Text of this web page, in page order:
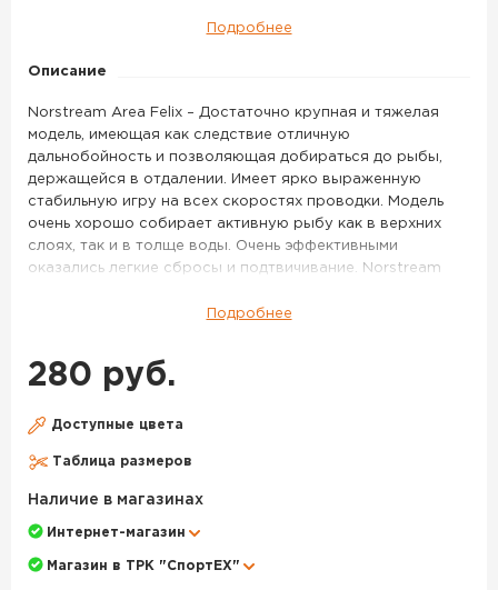
цв.
34
Подробнее
Описание
Norstream Area Felix – Достаточно крупная и тяжелая
модель, имеющая как следствие отличную
дальнобойность и позволяющая добираться до рыбы,
держащейся в отдалении. Имеет ярко выраженную
стабильную игру на всех скоростях проводки. Модель
очень хорошо собирает активную рыбу как в верхних
слоях, так и в толще воды. Очень эффективными
оказались легкие сбросы и подтвичивание. Norstream
Felix’a. Данный размер имеет два варианта исполнения
размашистую игру и большую стабильность, она лучше
подходит для ловли на течении, с успехом применяется
эффективно получится облавливать небольшие приямки
стоячей воде она будет весьма эффективна, если
активность рыбы пошла на спад, и крупные активные
Самая легкая версия этой модели, имеет тот же размер,
что и Felix 2,3 г, но за счет меньшего веса обладает куда
Подробнее
280 руб.
Доступные цвета
Таблица размеров
Наличие в магазинах
Интернет-магазин
Магазин в ТРК "СпортЕХ"